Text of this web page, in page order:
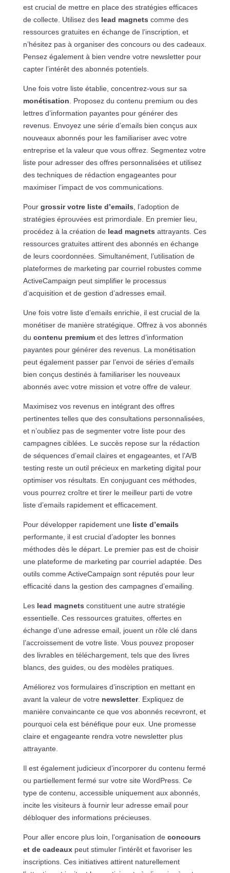
est crucial de mettre en place des stratégies efficaces
de collecte. Utilisez des lead magnets comme des
ressources gratuites en échange de l’inscription, et
n’hésitez pas à organiser des concours ou des cadeaux.
Pensez également à bien vendre votre newsletter pour
capter l’intérêt des abonnés potentiels.
Une fois votre liste établie, concentrez-vous sur sa
monétisation . Proposez du contenu premium ou des
lettres d’information payantes pour générer des
revenus. Envoyez une série d’emails bien conçus aux
nouveaux abonnés pour les familiariser avec votre
entreprise et la valeur que vous offrez. Segmentez votre
liste pour adresser des offres personnalisées et utilisez
des techniques de rédaction engageantes pour
maximiser l’impact de vos communications.
Pour grossir votre liste d’emails , l’adoption de
stratégies éprouvées est primordiale. En premier lieu,
procédez à la création de lead magnets attrayants. Ces
ressources gratuites attirent des abonnés en échange
de leurs coordonnées. Simultanément, l’utilisation de
plateformes de marketing par courriel robustes comme
ActiveCampaign peut simplifier le processus
d’acquisition et de gestion d’adresses email.
Une fois votre liste d’emails enrichie, il est crucial de la
monétiser de manière stratégique. Offrez à vos abonnés
du contenu premiumet des lettres d’information
payantes pour générer des revenus. La monétisation
peut également passer par l’envoi de séries d’emails
bien conçus destinés à familiariser les nouveaux
abonnés avec votre mission et votre offre de valeur.
Maximisez vos revenus en intégrant des offres
pertinentes telles que des consultations personnalisées,
et n’oubliez pas de segmenter votre liste pour des
campagnes ciblées. Le succès repose sur la rédaction
de séquences d’email claires et engageantes, et l’A/B
testing reste un outil précieux en marketing digital pour
optimiser vos résultats. En conjuguant ces méthodes,
vous pourrez croître et tirer le meilleur parti de votre
liste d’emails rapidement et efficacement.
Pour développer rapidement une liste d’emails
performante, il est crucial d’adopter les bonnes
méthodes dès le départ. Le premier pas est de choisir
une plateforme de marketing par courriel adaptée. Des
outils comme ActiveCampaign sont réputés pour leur
efficacité dans la gestion des campagnes d’emailing.
Les lead magnets constituent une autre stratégie
essentielle. Ces ressources gratuites, offertes en
échange d’une adresse email, jouent un rôle clé dans
l’accroissement de votre liste. Vous pouvez proposer
des livrables en téléchargement, tels que des livres
blancs, des guides, ou des modèles pratiques.
Améliorez vos formulaires d’inscription en mettant en
avant la valeur de votre newsletter. Expliquez de
manière convaincante ce que vos abonnés recevront, et
pourquoi cela est bénéfique pour eux. Une promesse
claire et engageante rendra votre newsletter plus
attrayante.
Il est également judicieux d’incorporer du contenu fermé
ou partiellement fermé sur votre site WordPress. Ce
type de contenu, accessible uniquement aux abonnés,
incite les visiteurs à fournir leur adresse email pour
débloquer des informations précieuses.
Pour aller encore plus loin, l’organisation de concours
et de cadeauxpeut stimuler l’intérêt et favoriser les
inscriptions. Ces initiatives attirent naturellement